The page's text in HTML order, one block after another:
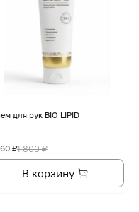
для рук BIO LIPID
1 800 ₽
₽
В корзину